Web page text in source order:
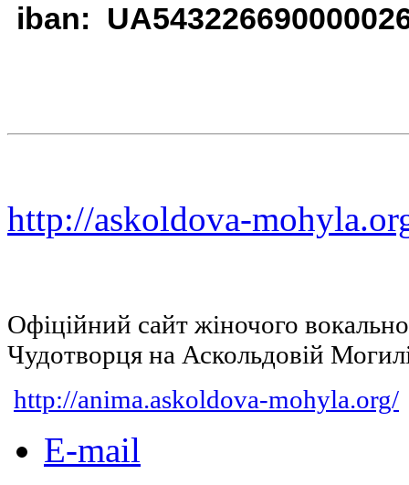
iban:
http://askoldova-
Офіційний сайт жіночого
Чудотворця на Аскольдовій
http://anima.askoldova-mohyla.org/
E-mail